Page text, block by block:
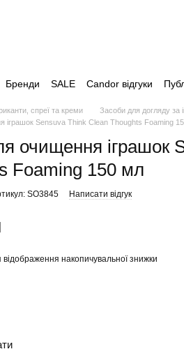
Бренди SALE Candor відгуки
спреї та креми Засоби для догляду за
іграшок Sensuva Think Clean Thoughts Foaming
очищення іграшок
Foaming 150 мл
SO3845 Написати відгук
відображення накопичувальної знижки